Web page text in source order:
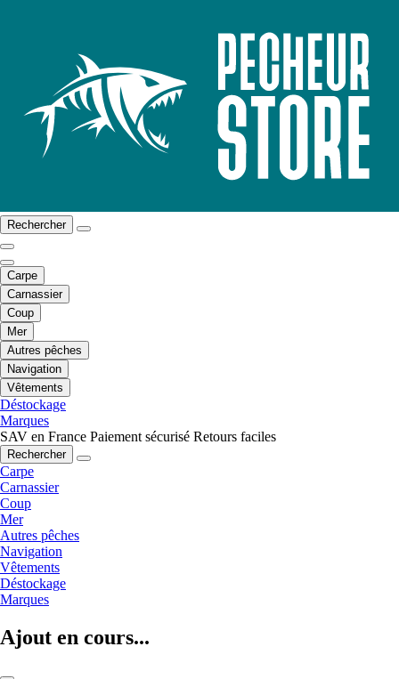
Rechercher
Carpe
Carnassier
Coup
Mer
Autres pêches
Navigation
Vêtements
Déstockage
Marques
SAV en France Paiement sécurisé Retours faciles
Rechercher
Carpe
Carnassier
Coup
Mer
Autres pêches
Navigation
Vêtements
Déstockage
Marques
Ajout en cours...